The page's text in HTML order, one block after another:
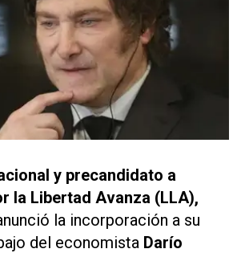
y precandidato a
la Libertad Avanza (LLA),
la incorporación a su
del economista Darío